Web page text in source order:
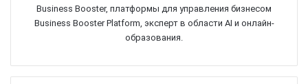
Business Booster, платформы для управления бизнесом
Business Booster Platform, эксперт в области AI и онлайн-
образования.